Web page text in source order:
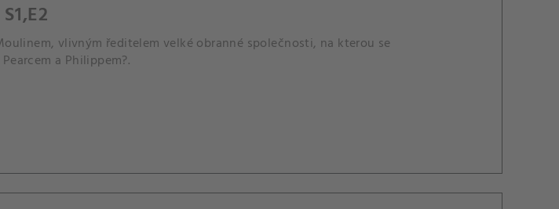
vlivným ředitelem velké obranné společnosti, na kterou se
a Philippem?.